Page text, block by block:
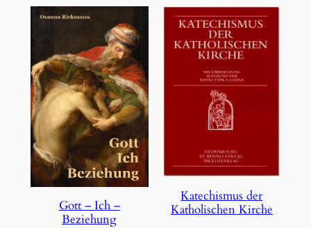
Gott – Ich –
Beziehung
Katechismus der
Katholischen Kirche